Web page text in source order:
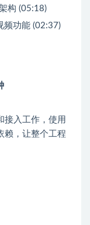
构 (05:18)
频功能 (02:37)
接入工作，使用
赖，让整个工程